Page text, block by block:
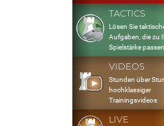
TACTICS
Lösen Sie
Aufgaben, die zu
Spielstärke passen
VIDEOS
Stunden über
hochklassiger
Trainingsvideos
LIVE